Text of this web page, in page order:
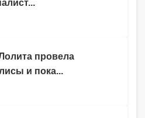
провела
и пока...